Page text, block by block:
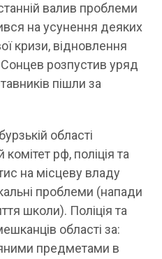
валив проблеми
на усунення деяких
кризи, відновлення
Сонцев розпустив уряд
пішли за
області
рф, поліція та
на місцеву владу
проблеми (напади
школи). Поліція та
області за:
предметами в